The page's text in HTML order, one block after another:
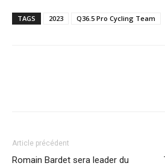
TAGS 2023 Q36.5 Pro Cycling Team
Article précédent
Romain Bardet sera leader du